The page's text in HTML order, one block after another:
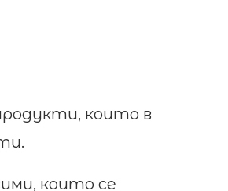
които в
които се